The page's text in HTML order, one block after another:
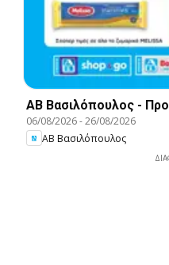
ΑΒ Βασιλόπουλος -
06/08/2026-26/08/2026
ΑΒ Βασιλόπουλος